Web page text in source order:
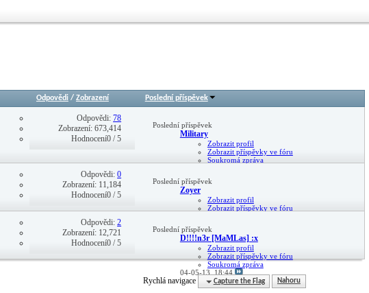
Odpovědi/ Zobrazení Poslední příspěvek
Odpovědi:78
Zobrazení: 673,414
Hodnocení0 / 5
Poslední příspěvek
Military
Zobrazit profil
Zobrazit příspěvky ve fóru
Soukromá zpráva
Odpovědi:0
Zobrazení: 11,184
Hodnocení0 / 5
Poslední příspěvek
Zoyer
Zobrazit profil
Zobrazit příspěvky ve fóru
Odpovědi:2
Zobrazení: 12,721
Hodnocení0 / 5
Poslední příspěvek
D!!!!n3r [MaMLas] :x
Zobrazit profil
Zobrazit příspěvky ve fóru
Soukromá zpráva
04-05-13, 18:44
Rychlá navigace Capture the Flag Nahoru